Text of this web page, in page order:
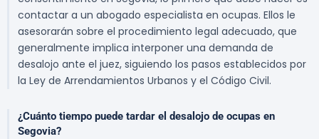
contactar a un abogado especialista en ocupas. Ellos le
asesorarán sobre el procedimiento legal adecuado, que
generalmente implica interponer una demanda de
desalojo ante el juez, siguiendo los pasos establecidos por
la Ley de Arrendamientos Urbanos y el Código Civil.
¿Cuánto tiempo puede tardar el desalojo de ocupas en
Segovia?